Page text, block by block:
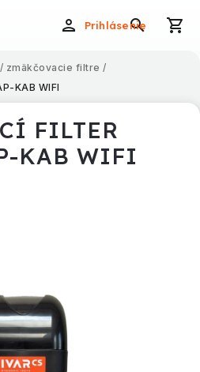
Prihlásenie
/ zmäkčovacie filtre /
KAB WIFI
FILTER
KAB WIFI